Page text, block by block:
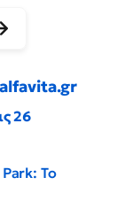
alfavita.gr
26
Park: Το